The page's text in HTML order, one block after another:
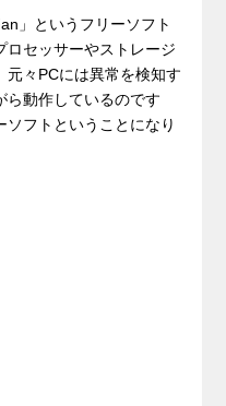
」というフリーソフト
ロセッサーやストレージ
元々PCには異常を検知す
ら動作しているのです
フトということになり